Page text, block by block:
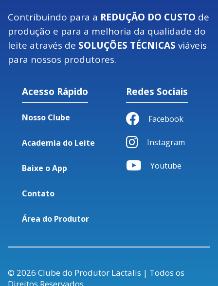
Contribuindo para a REDUÇÃO DO CUSTO de
produção e para a melhoria da qualidade do
leite através de SOLUÇÕES TÉCNICAS viáveis
para nossos produtores.
Acesso Rápido
Nosso Clube
Academia do Leite
Baixe o App
Contato
Área do Produtor
Redes Sociais
Facebook
Instagram
Youtube
© 2026 Clube do Produtor Lactalis | Todos os